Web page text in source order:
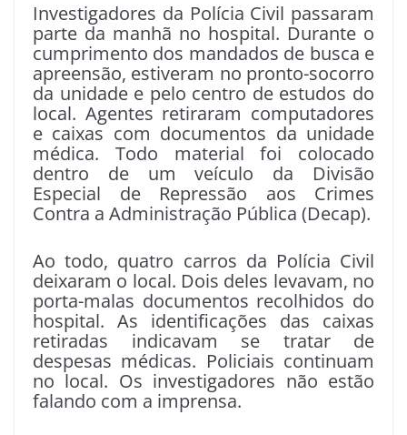
Investigadores da Polícia Civil passaram
parte da manhã no hospital. Durante o
cumprimento dos mandados de busca e
apreensão, estiveram no pronto-socorro
da unidade e pelo centro de estudos do
local. Agentes retiraram computadores
e caixas com documentos da unidade
médica. Todo material foi colocado
dentro de um veículo da Divisão
Especial de Repressão aos Crimes
Contra a Administração Pública (Decap).
Ao todo, quatro carros da Polícia Civil
deixaram o local. Dois deles levavam, no
porta-malas documentos recolhidos do
hospital. As identificações das caixas
retiradas indicavam se tratar de
despesas médicas. Policiais continuam
no local. Os investigadores não estão
falando com a imprensa.